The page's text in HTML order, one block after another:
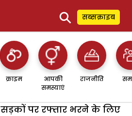
⚲ सब्सक्राइब
क्राइम
आपकी
समस्याएं
राजनीति
सड़कों पर रफ्तार भरने के लिए